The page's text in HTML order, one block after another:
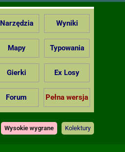
Narzędzia Wyniki
Mapy Typowania
Gierki Ex Losy
Forum Pełna wersja
Wysokie wygrane Kolektury